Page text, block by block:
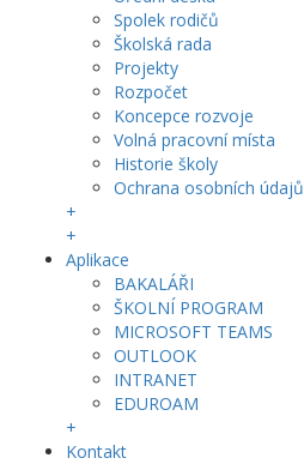
Spolek rodičů
Školská rada
Projekty
Rozpočet
Koncepce rozvoje
Volná pracovní místa
Historie školy
Ochrana osobních údajů
+
+
Aplikace
BAKALÁŘI
ŠKOLNÍ PROGRAM
MICROSOFT TEAMS
OUTLOOK
INTRANET
EDUROAM
+
Kontakt